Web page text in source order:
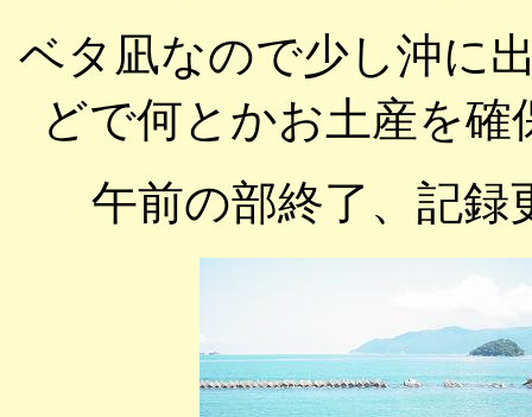
ベタ凪なので少し沖に
どで何とかお土産を
午前の部終了、記録